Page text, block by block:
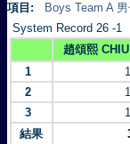
項目:
Boys Team A
System Record 26 -1
趙頌熙
1
2
3
結果